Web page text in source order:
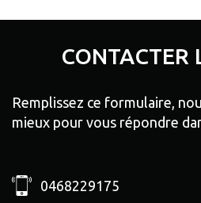
CONTACTER
Remplissez ce formulaire,
mieux pour vous répondre
0468229175